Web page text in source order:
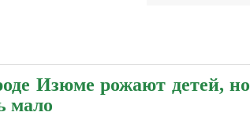
Изюме рожают детей, но
мало